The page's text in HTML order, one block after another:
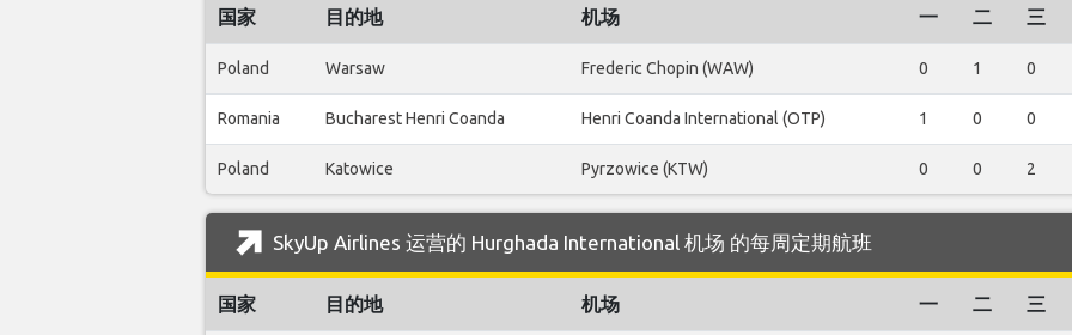
国家 目的地 机场 一 二 三
Poland Warsaw Frederic Chopin (WAW) 0 1 0
Romania Bucharest Henri Coanda Henri Coanda International (OTP) 1 0 0
Poland Katowice Pyrzowice (KTW) 0 0 2
SkyUp Airlines 运营的 Hurghada International 机场 的每周定期航班
国家 目的地 机场 一 二 三